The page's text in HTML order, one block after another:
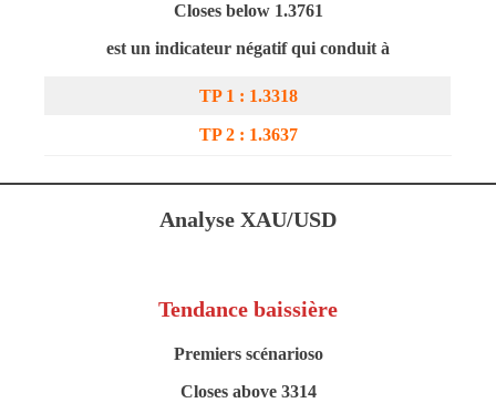
Closes below 1.3761
est un indicateur négatif qui conduit à
TP 1 : 1.3318
TP 2 : 1.3637
Analyse XAU/USD
Tendance baissière
Premiers scénarioso
Closes above 3314